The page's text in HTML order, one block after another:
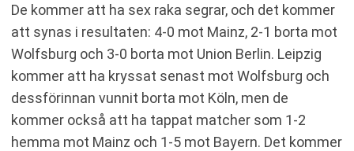
De kommer att ha sex raka segrar, och det kommer
att synas i resultaten: 4-0 mot Mainz, 2-1 borta mot
Wolfsburg och 3-0 borta mot Union Berlin. Leipzig
kommer att ha kryssat senast mot Wolfsburg och
dessförinnan vunnit borta mot Köln, men de
kommer också att ha tappat matcher som 1-2
hemma mot Mainz och 1-5 mot Bayern. Det kommer